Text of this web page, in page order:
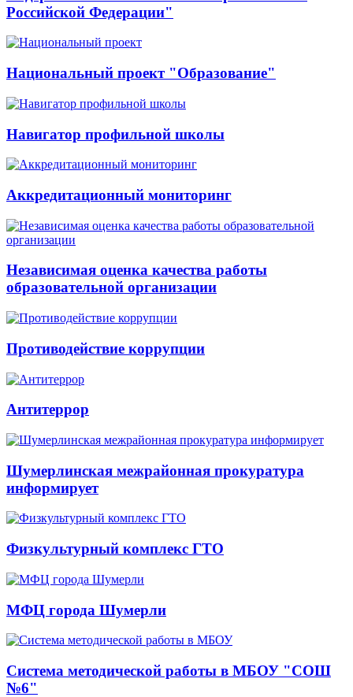
Российской Федерации"
Национальный проект "Образование"
Навигатор профильной школы
Аккредитационный мониторинг
Независимая оценка качества работы
образовательной организации
Противодействие коррупции
Антитеррор
Шумерлинская межрайонная прокуратура
информирует
Физкультурный комплекс ГТО
МФЦ города Шумерли
Система методической работы в МБОУ "СОШ
№6"